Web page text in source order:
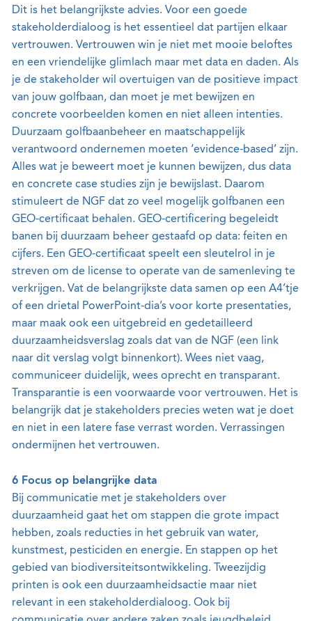
Dit is het belangrijkste advies. Voor een goede
stakeholderdialoog is het essentieel dat partijen elkaar
vertrouwen. Vertrouwen win je niet met mooie beloftes
en een vriendelijke glimlach maar met data en daden. Als
je de stakeholder wil overtuigen van de positieve impact
van jouw golfbaan, dan moet je met bewijzen en
concrete voorbeelden komen en niet alleen intenties.
Duurzaam golfbaanbeheer en maatschappelijk
verantwoord ondernemen moeten ‘evidence-based’ zijn.
Alles wat je beweert moet je kunnen bewijzen, dus data
en concrete case studies zijn je bewijslast. Daarom
stimuleert de NGF dat zo veel mogelijk golfbanen een
GEO-certificaat behalen. GEO-certificering begeleidt
banen bij duurzaam beheer gestaafd op data: feiten en
cijfers. Een GEO-certificaat speelt een sleutelrol in je
streven om de license to operate van de samenleving te
verkrijgen. Vat de belangrijkste data samen op een A4’tje
of een drietal PowerPoint-dia’s voor korte presentaties,
maar maak ook een uitgebreid en gedetailleerd
duurzaamheidsverslag zoals dat van de NGF (een link
naar dit verslag volgt binnenkort). Wees niet vaag,
communiceer duidelijk, wees oprecht en transparant.
Transparantie is een voorwaarde voor vertrouwen. Het is
belangrijk dat je stakeholders precies weten wat je doet
en niet in een latere fase verrast worden. Verrassingen
ondermijnen het vertrouwen.
6 Focus op belangrijke data
Bij communicatie met je stakeholders over
duurzaamheid gaat het om stappen die grote impact
hebben, zoals reducties in het gebruik van water,
kunstmest, pesticiden en energie. En stappen op het
gebied van biodiversiteitsontwikkeling. Tweezijdig
printen is ook een duurzaamheidsactie maar niet
relevant in een stakeholderdialoog. Ook bij